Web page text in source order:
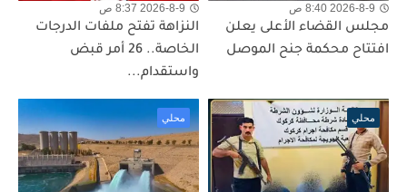
2026-8-9 8:40 ص
مجلس القضاء الأعلى يعلن
افتتاح محكمة جنح الموصل
2026-8-9 8:37 ص
النزاهة تفتح ملفات الدرجات
الخاصة.. 26 أمر قبض
واستقدام...
محلي محلي